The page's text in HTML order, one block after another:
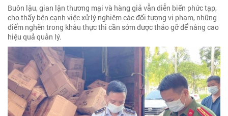
Buôn lậu, gian lận thương mại và hàng giả vẫn diễn biến phức tạp,
cho thấy bên cạnh việc xử lý nghiêm các đối tượng vi phạm, những
điểm nghẽn trong khâu thực thi cần sớm được tháo gỡ để nâng cao
hiệu quả quản lý.